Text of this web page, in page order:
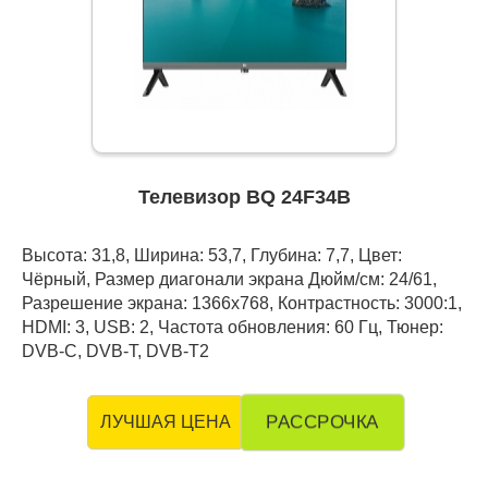
Телевизор BQ 24F34B
Высота: 31,8, Ширина: 53,7, Глубина: 7,7, Цвет:
Чёрный, Размер диагонали экрана Дюйм/см: 24/61,
Разрешение экрана: 1366x768, Контрастность: 3000:1,
HDMI: 3, USB: 2, Частота обновления: 60 Гц, Тюнер:
DVB-C, DVB-T, DVB-T2
ЛУЧШАЯ ЦЕНА РАССРОЧКА